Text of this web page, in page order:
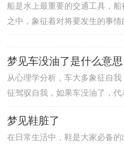
有财利可得，但钱财出入小心，
这两天的情绪有点不稳定，会莫
脾气，发愣的状况很容易出现。
船是水上最重要的交通工具，船
之中，象征着对将要发生的事情
性。梦见船，预示着做梦人可能
预示着做梦人要出国，开始过着
不同的生活。女人梦见船，预示
两天心态不好，容易冲动，与另
梦见车没油了是什么意思
从心理学分析，车大多象征自我
征驾驭自我，如果车没油了，代
尽，能量储备不够。梦见车没油
做梦人在追求理想的道路上会遇
折，道路不是一帆风顺的，可能
梦见鞋脏了
在日常生活中，鞋是大家必备的